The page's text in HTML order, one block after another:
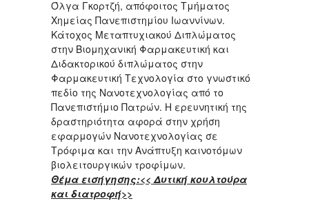
Όλγα Γκορτζή, απόφοιτος Τμήματος
Χημείας Πανεπιστημίου Ιωαννίνων.
Κάτοχος Μεταπτυχιακού Διπλώματος
στην Βιομηχανική Φαρμακευτική και
Διδακτορικού διπλώματος στην
Φαρμακευτική Τεχνολογία στο γνωστικό
πεδίο της Νανοτεχνολογίας από το
Πανεπιστήμιο Πατρών. Η ερευνητική της
δραστηριότητα αφορά στην χρήση
εφαρμογών Νανοτεχνολογίας σε
Τρόφιμα και την Ανάπτυξη καινοτόμων
βιολειτουργικών τροφίμων.
Θέμα εισήγησης:<< Δυτική κουλτούρα
και διατροφή>>